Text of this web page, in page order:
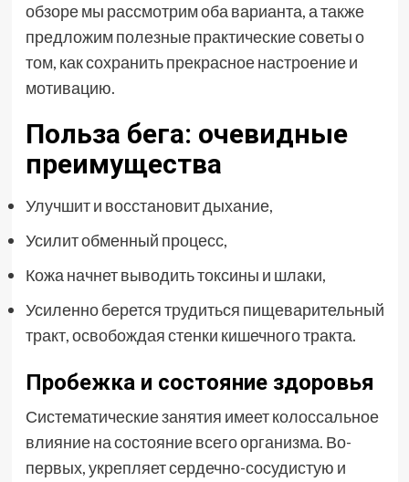
обзоре мы рассмотрим оба варианта, а также
предложим полезные практические советы о
том, как сохранить прекрасное настроение и
мотивацию.
Польза бега: очевидные
преимущества
Улучшит и восстановит дыхание,
Усилит обменный процесс,
Кожа начнет выводить токсины и шлаки,
Усиленно берется трудиться пищеварительный
тракт, освобождая стенки кишечного тракта.
Пробежка и состояние здоровья
Систематические занятия имеет колоссальное
влияние на состояние всего организма. Во-
первых, укрепляет сердечно-сосудистую и